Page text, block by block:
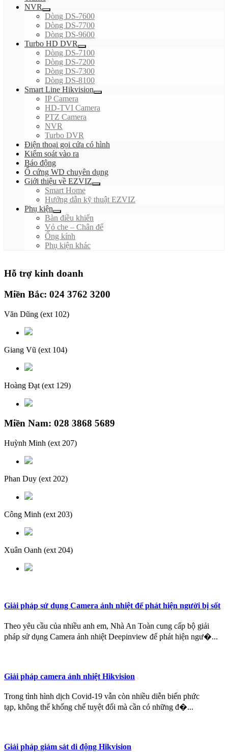
NVR
Dòng DS-7600
Dòng DS-7700
Dòng DS-9600
Turbo HD DVR
Dòng DS-7100
Dòng DS-7200
Dòng DS-7300
Dòng DS-8100
Smart Line Hikvision
IP Camera
HD-TVI Camera
PTZ Camera
NVR
Turbo DVR
Điện thoại gọi cửa có hình
Kiểm soát vào ra
Báo động
Ổ cứng WD chuyên dụng
Giới thiệu về EZVIZ
Smart Home
Hướng dẫn kỹ thuật EZVIZ
Phụ kiện
Bàn điều khiển
Vỏ che – Chân đế
Ống kính
Phụ kiện khác
Hỗ trợ kinh doanh
Miền Bắc: 024 3762 3200
Văn Dũng (ext 102)
Giang Vũ (ext 104)
Hoàng Đạt (ext 129)
Miền Nam: 028 3868 5689
Huỳnh Minh (ext 207)
Phan Duy (ext 202)
Công Minh (ext 203)
Xuân Oanh (ext 204)
Giải pháp sử dụng Camera ảnh nhiệt để phát hiện người bị sốt
Theo yêu cầu của nhiều anh em, Nhà An Toàn cung cấp bộ giải
pháp sử dụng Camera ảnh nhiệt Deepinview để phát hiện ngư�...
Giải pháp camera ảnh nhiệt Hikvision
Trong tình hình dịch Covid-19 vẫn còn nhiều diễn biến phức
tạp, không thể khống chế tuyệt đối mà cần có những đ�...
Giải pháp giám sát di động Hikvision